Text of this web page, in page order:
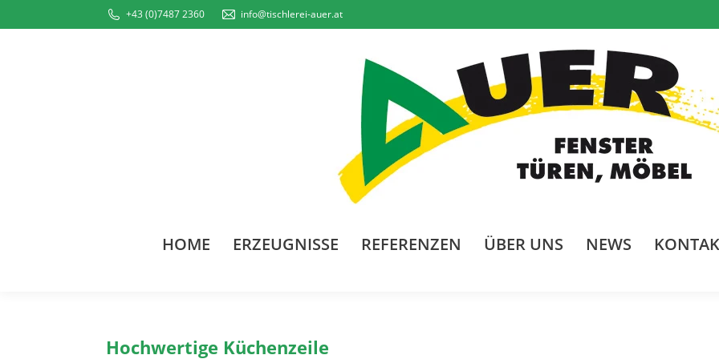
+43 (0)7487 2360 info@tischlerei-auer.at
HOME ERZEUGNISSE REFERENZEN ÜBER UNS NEWS
Hochwertige Küchenzeile